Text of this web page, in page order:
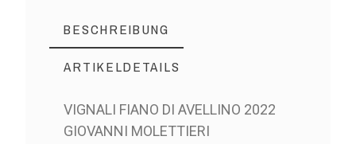
BESCHREIBUNG
ARTIKELDETAILS
VIGNALI FIANO DI AVELLINO 2022
GIOVANNI MOLETTIERI